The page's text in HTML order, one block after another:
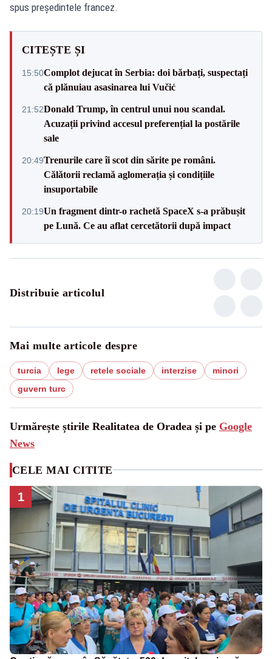
spus preşedintele francez.
CITEȘTE ȘI
15:50Complot dejucat în Serbia: doi bărbați, suspectați
că plănuiau asasinarea lui Vučić
21:52Donald Trump, în centrul unui nou scandal.
Acuzații privind accesul preferențial la postările
sale
20:49Trenurile care îi scot din sărite pe români.
Călătorii reclamă aglomerația și condițiile
insuportabile
20:19Un fragment dintr-o rachetă SpaceX s-a prăbușit
pe Lună. Ce au aflat cercetătorii după impact
Distribuie articolul
Mai multe articole despre
turcia lege retele sociale interzise
minori
guvern turc
Urmărește știrile Realitatea de Oradea și pe Google
News
CELE MAI CITITE
1